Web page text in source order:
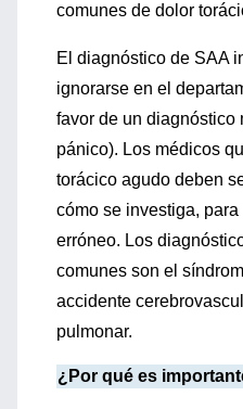
comunes de dolor
El diagnóstico de SAA
ignorarse en el
favor de un diagnóstico
pánico). Los médicos
torácico agudo deben
cómo se investiga,
erróneo. Los
comunes son el
accidente
pulmonar.
¿Por qué es